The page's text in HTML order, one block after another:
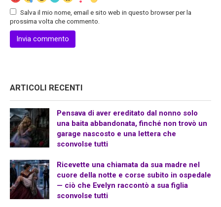
Salva il mio nome, email e sito web in questo browser per la
prossima volta che commento.
ARTICOLI RECENTI
Pensava di aver ereditato dal nonno solo
una baita abbandonata, finché non trovò un
garage nascosto e una lettera che
sconvolse tutti
Ricevette una chiamata da sua madre nel
cuore della notte e corse subito in ospedale
— ciò che Evelyn raccontò a sua figlia
sconvolse tutti